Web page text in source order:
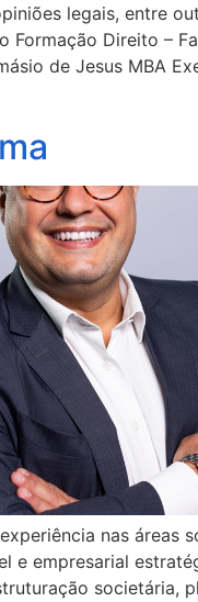
legais, entre
Formação Direito –
de Jesus MBA
nas áreas
e empresarial
societária,